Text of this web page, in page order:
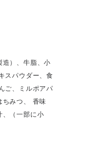
造）、牛脂、小
スパウダー、食
ご、ミルポアパ
ちみつ、 香味
、（一部に小